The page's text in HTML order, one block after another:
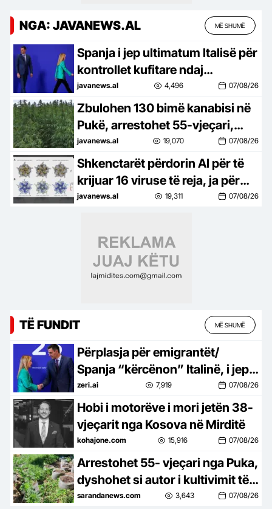
NGA: JAVANEWS.AL MË SHUMË
Spanja i jep ultimatum Italisë për
kontrollet kufitare ndaj
udhëtarëve
javanews.al 4,496 07/08/26
Zbulohen 130 bimë kanabisi në
Pukë, arrestohet 55-vjeçari,
procedohet kryeplaku
javanews.al 19,070 07/08/26
Shkenctarët përdorin AI për të
krijuar 16 viruse të reja, ja për
çfarë bëhet fjalë
javanews.al 19,311 07/08/26
TË FUNDIT MË SHUMË
Përplasja për emigrantët/
Spanja “kërcënon” Italinë, i jep
ultimatum deri të dielën!
zeri.ai 7,919 07/08/26
Hobi i motorëve i mori jetën 38-
vjeçarit nga Kosova në Mirditë
kohajone.com 15,916 07/08/26
Arrestohet 55- vjeçari nga Puka,
dyshohet si autor i kultivimit të
130 rrënjëve bimë narkotike në
sarandanews.com 3,643 07/08/26